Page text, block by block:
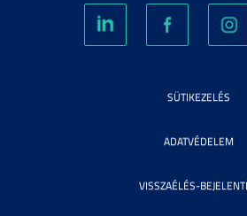
SÜTIKEZELÉS
ADATVÉDELEM
VISSZAÉLÉS-